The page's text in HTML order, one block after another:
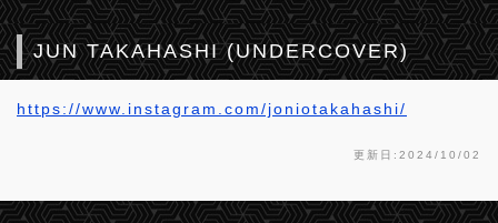
JUN TAKAHASHI (UNDERCOVER)
https://www.instagram.com/joniotakahashi/
更新日:2024/10/02